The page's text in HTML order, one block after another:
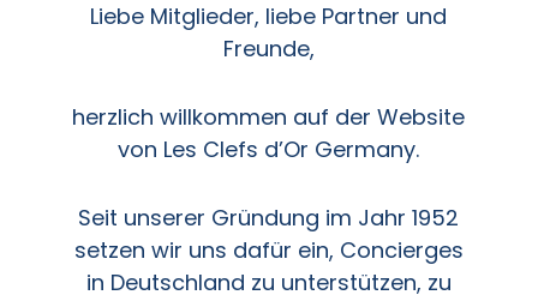
Liebe Mitglieder, liebe Partner und
Freunde,
herzlich willkommen auf der Website
von Les Clefs d’Or Germany.
Seit unserer Gründung im Jahr 1952
setzen wir uns dafür ein, Concierges
in Deutschland zu unterstützen, zu